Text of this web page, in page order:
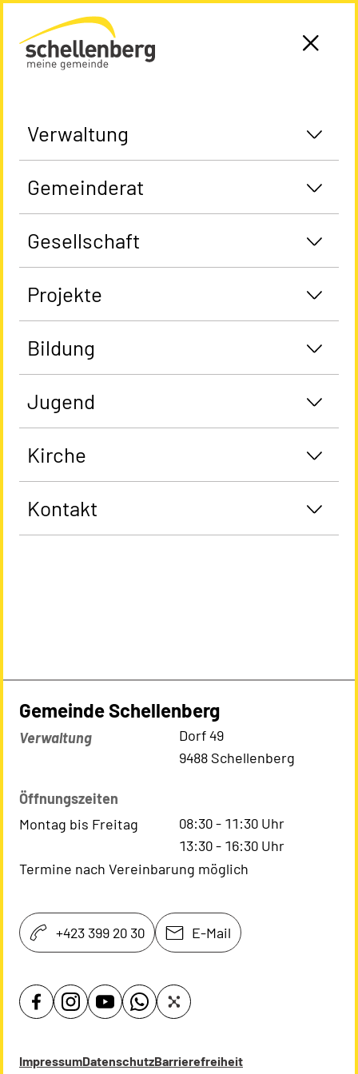
Gemeinde Schellenberg Startseite
Verwaltung
Gemeinderat
Gesellschaft
Projekte
Bildung
Jugend
Kirche
Kontakt
Gemeinde Schellenberg
Verwaltung
Dorf 49
9488 Schellenberg
Öffnungszeiten
Montag bis Freitag
08:30- 11:30 Uhr
13:30- 16:30 Uhr
Termine nach Vereinbarung möglich
+423 399 20 30 E-Mail
ImpressumDatenschutzBarrierefreiheit